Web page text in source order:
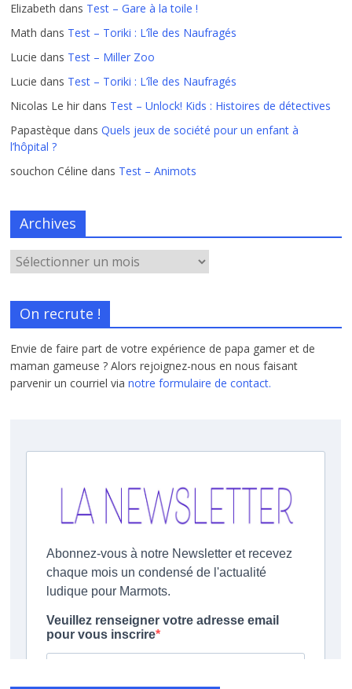
Elizabeth dans Test – Gare à la toile !
Math dans Test – Toriki : L’île des Naufragés
Lucie dans Test – Miller Zoo
Lucie dans Test – Toriki : L’île des Naufragés
Nicolas Le hir dans Test – Unlock! Kids : Histoires de détectives
Papastèque dansQuels jeux de société pour un enfant à
l’hôpital ?
souchon Céline dans Test – Animots
Archives
On recrute !
Envie de faire part de votre expérience de papa gamer et de
maman gameuse ? Alors rejoignez-nous en nous faisant
parvenir un courriel vianotre formulaire de contact.